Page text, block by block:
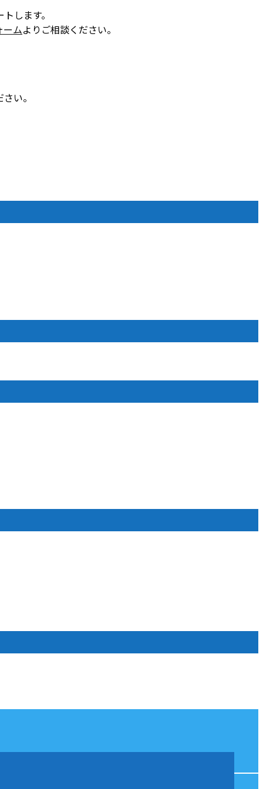
します。
ームよりご相談ください。
い。